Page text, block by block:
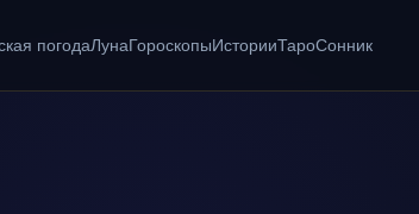
погодаЛунаГороскопыИсторииТароСонник